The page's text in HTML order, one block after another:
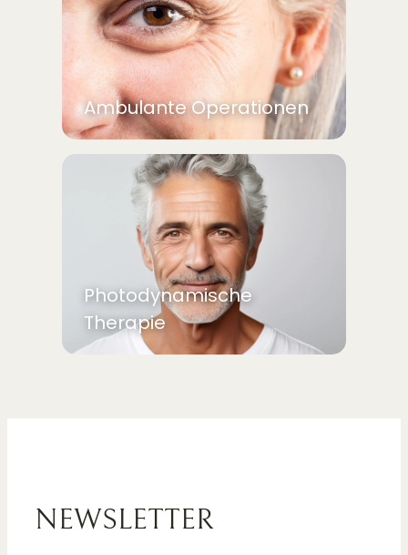
Ambulante Operationen
Photodynamische
Therapie
NEWSLETTER